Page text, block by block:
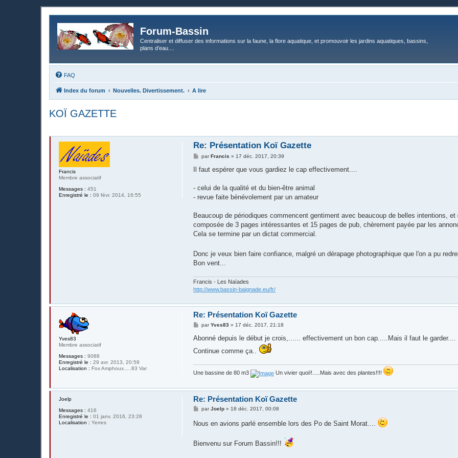
Forum-Bassin
Centraliser et diffuser des informations sur la faune, la flore aquatique, et promouvoir les jardins aquatiques, bassins,
plans d’eau....
FAQ
Index du forum Nouvelles. Divertissement. A lire
KOÏ GAZETTE
Francis
Membre associatif
Messages : 451
Enregistré le : 09 févr. 2014, 16:55
Re: Présentation Koï Gazette
M
s
g
parFrancis » 17 déc. 2017, 20:39
Il faut espérer que vous gardiez le cap effectivement....
- celui de la qualité et du bien-être animal
- revue faite bénévolement par un amateur
Beaucoup de périodiques commencent gentiment avec beaucoup de belles intentions,
composée de 3 pages intéressantes et 15 pages de pub, chèrement payée par les
Cela se termine par un dictat commercial.
Donc je veux bien faire confiance, malgré un dérapage photographique que l'on a pu
Bon vent...
Francis - Les Naïades
http://www.bassin-baignade.eu/fr/
Yves83
Membre associatif
Messages : 9088
Enregistré le : 29 avr. 2013, 20:59
Localisation : Fox Amphoux.....83 Var
Re: Présentation Koï Gazette
M
s
a
g
parYves83 » 17 déc. 2017, 21:18
Abonné depuis le début je crois,...... effectivement un bon cap.....Mais il faut le garder....
Continue comme ça..
Une bassine de 80 m3 Un vivier quoi!!.....Mais avec des plantes!!!!
Joelp
Messages : 416
Enregistré le : 01 janv. 2016, 23:28
Localisation : Yerres
Re: Présentation Koï Gazette
M
s
e
parJoelp » 18 déc. 2017, 00:08
Nous en avions parlé ensemble lors des Po de Saint Morat....
Bienvenu sur Forum Bassin!!!